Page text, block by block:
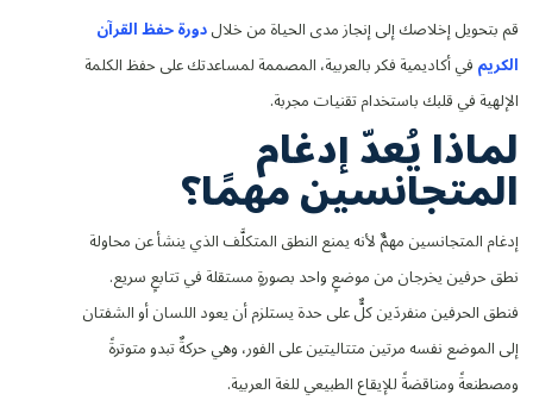
قم بتحويل إخلاصك إلى إنجاز مدى الحياة من خلالدورة حفظ القرآن
الكريمفي أكاديمية فكر بالعربية، المصممة لمساعدتك على حفظ الكلمة
الإلهية في قلبك باستخدام تقنيات مجربة.
لماذا يُعدّ إدغام
المتجانسين مهمًا؟
إدغام المتجانسين مهمٌّ لأنه يمنع النطق المتكلَّف الذي ينشأ عن محاولة
نطق حرفين يخرجان من موضعٍ واحد بصورةٍ مستقلة في تتابعٍ سريع.
فنطق الحرفين منفردَين كلٌّ على حدة يستلزم أن يعود اللسان أو الشفتان
إلى الموضع نفسه مرتين متتاليتين على الفور، وهي حركةٌ تبدو متوترةً
ومصطنعةً ومناقضةً للإيقاع الطبيعي للغة العربية.